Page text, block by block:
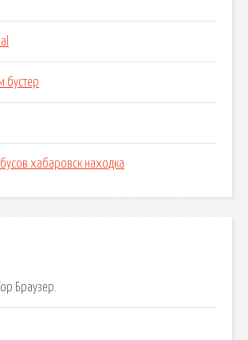
бустер
хабаровск находка
Браузер.